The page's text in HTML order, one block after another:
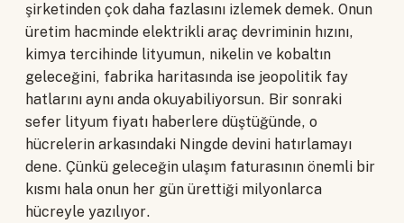
şirketinden çok daha fazlasını izlemek demek. Onun
üretim hacminde elektrikli araç devriminin hızını,
kimya tercihinde lityumun, nikelin ve kobaltın
geleceğini, fabrika haritasında ise jeopolitik fay
hatlarını aynı anda okuyabiliyorsun. Bir sonraki
sefer lityum fiyatı haberlere düştüğünde, o
hücrelerin arkasındaki Ningde devini hatırlamayı
dene. Çünkü geleceğin ulaşım faturasının önemli bir
kısmı hala onun her gün ürettiği milyonlarca
hücreyle yazılıyor.